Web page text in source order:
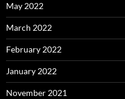
May 2022
March 2022
February 2022
January 2022
November 2021